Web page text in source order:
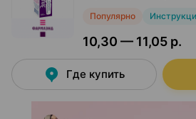
Популярно
10,30 — 11,05 р.
Где купить